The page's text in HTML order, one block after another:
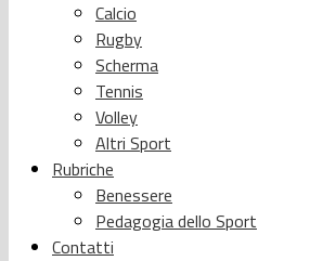
Calcio
Rugby
Scherma
Tennis
Volley
Altri Sport
Rubriche
Benessere
Pedagogia dello Sport
Contatti